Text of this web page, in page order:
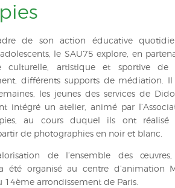
de son action éducative
le SAU75 explore, en
culturelle, artistique et sportive de
différents supports de médiation.
les jeunes des services de
intégré un atelier, animé par
au cours duquel ils ont réalisé
de photographies en noir et blanc.
de l’ensemble des
été organisé au centre d’animation
14èmearrondissement de Paris.